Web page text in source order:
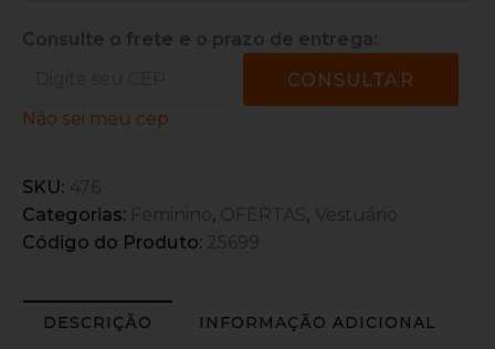
Consulte o frete e o prazo de entrega:
CONSULTAR
Não sei meu cep
SKU: 476
Categorias: Feminino , OFERTAS , Vestuário
Código do Produto: 25699
DESCRIÇÃO INFORMAÇÃO ADICIONAL